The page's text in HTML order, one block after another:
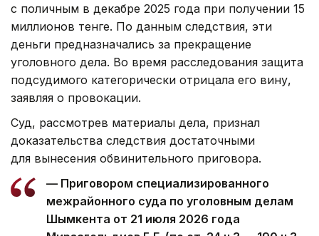
с поличным в декабре 2025 года при получении 15
миллионов тенге. По данным следствия, эти
деньги предназначались за прекращение
уголовного дела. Во время расследования защита
подсудимого категорически отрицала его вину,
заявляя о провокации.
Суд, рассмотрев материалы дела, признал
доказательства следствия достаточными
для вынесения обвинительного приговора.
— Приговором специализированного
межрайонного суда по уголовным делам
Шымкента от 21 июля 2026 года